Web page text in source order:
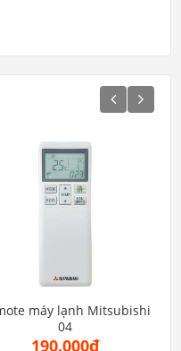
máy lạnh Mitsubishi
04
190.000₫